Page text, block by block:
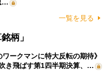
…
一覧を見る
柄」
ワークマンに特大反転の期待》
き飛ばす第1四半期決算、…